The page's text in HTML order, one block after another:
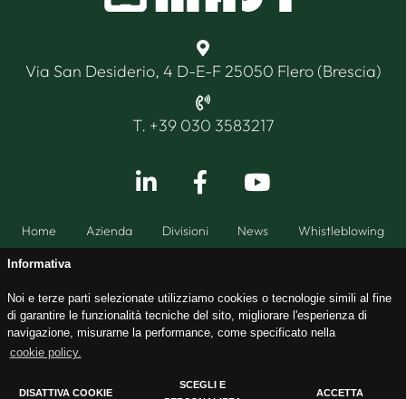
Informativa
Noi e terze parti selezionate utilizziamo cookies o tecnologie simili al fine
di garantire le funzionalità tecniche del sito, migliorare l'esperienza di
navigazione, misurarne la performance, come specificato nella
cookie policy.
DISATTIVA COOKIE
SCEGLI E
ACCETTA
Home Azienda Divisioni News Whistleblowing
Via San Desiderio, 4 D-E-F 25050 Flero (Brescia)
T. +39 030 3583217
CF - PI 03255350179CCIAA BS349147 / ISCR. TRIB. BS53453 /
Privacy policy
Cookie policy